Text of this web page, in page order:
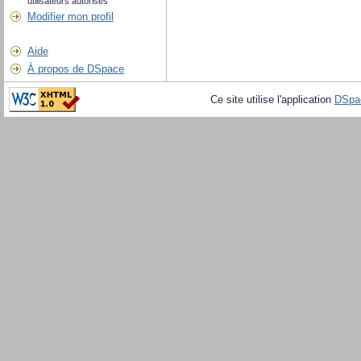
Modifier mon profil
Aide
À propos de DSpace
Ce site utilise l'application